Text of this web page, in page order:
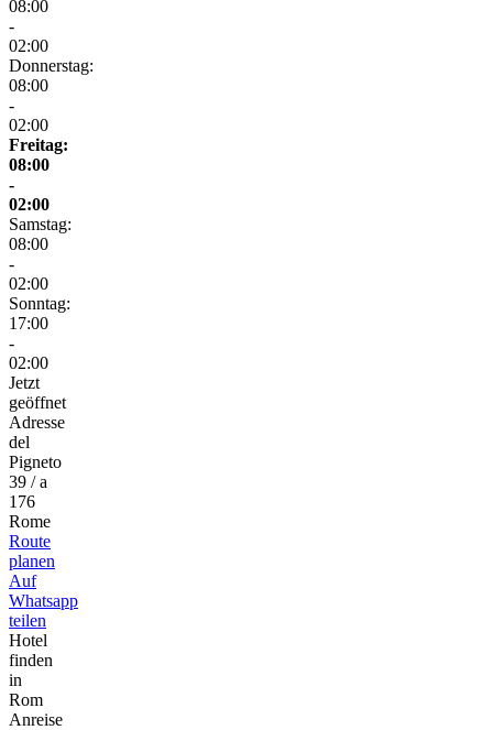
08:00
-
02:00
Donnerstag:
08:00
-
02:00
Freitag:
08:00
-
02:00
Samstag:
08:00
-
02:00
Sonntag:
17:00
-
02:00
Jetzt
geöffnet
Adresse
del
Pigneto
39 / a
176
Rome
Route
planen
Auf
Whatsapp
teilen
Hotel
finden
in
Rom
Anreise